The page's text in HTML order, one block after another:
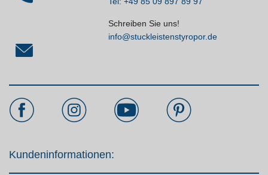
Schreiben Sie uns!
info@stuckleistenstyropor.de
Kundeninformationen: